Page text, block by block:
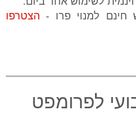
למנוי פרו - הצטרפו
לפרומפט